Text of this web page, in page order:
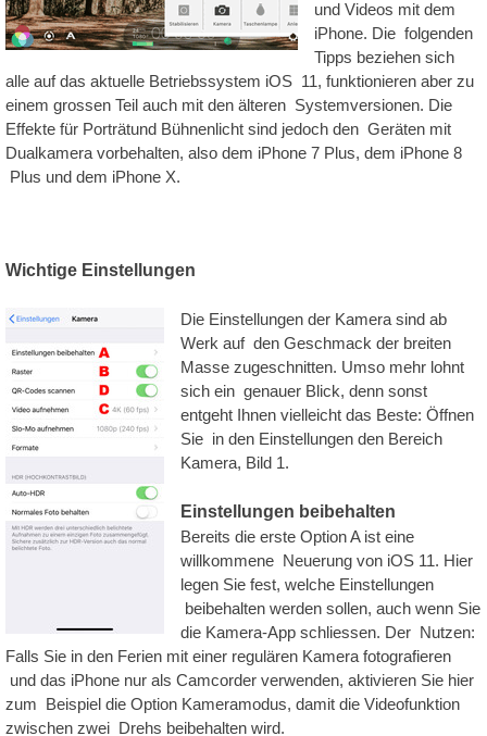
-
Qualität
-
Preis
und Videos mit dem
iPhone. Die folgenden
Tipps beziehen sich
alle auf das aktuelle Betriebssystem iOS 11, funktionieren aber zu
einem grossen Teil auch mit den älteren Systemversionen. Die
Effekte für Porträtund Bühnenlicht sind jedoch den Geräten mit
Dualkamera vorbehalten, also dem iPhone 7 Plus, dem iPhone 8
Plus und dem iPhone X.
Wichtige Einstellungen
Die Einstellungen der Kamera sind ab
Werk auf den Geschmack der breiten
Masse zugeschnitten. Umso mehr lohnt
sich ein genauer Blick, denn sonst
entgeht Ihnen vielleicht das Beste: Öffnen
Sie in den Einstellungen den Bereich
Kamera, Bild 1.
Einstellungen beibehalten
Bereits die erste Option A ist eine
willkommene Neuerung von iOS 11. Hier
legen Sie fest, welche Einstellungen
beibehalten werden sollen, auch wenn Sie
die Kamera-App schliessen. Der Nutzen:
Falls Sie in den Ferien mit einer regulären Kamera fotografieren
und das iPhone nur als Camcorder verwenden, aktivieren Sie hier
zum Beispiel die Option Kameramodus, damit die Videofunktion
zwischen zwei Drehs beibehalten wird.